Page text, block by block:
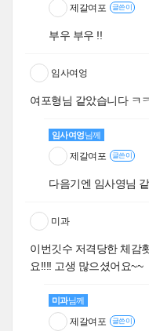
제갈여포 글쓴이
부우 부우 !!
임사여엉
여포형님 같았습니다 ㅋㅋ
임사여엉님께
제갈여포 글쓴이
다음기엔 임사영님
미과
이번깃수 저격당한 체감
요!!!! 고생 많으셨어요~~
미과님께
제갈여포 글쓴이